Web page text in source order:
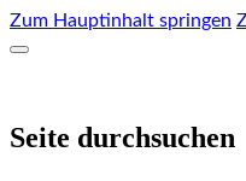
Zum Hauptinhalt springen
Seite durchsuchen